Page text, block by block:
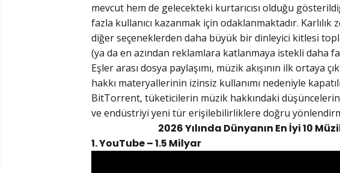
mevcut hem de gelecekteki kurtarıcısı olduğu
fazla kullanıcı kazanmak için odaklanmaktadır.
diğer seçeneklerden daha büyük bir dinleyici kitlesi
(ya da en azından reklamlara katlanmaya istekli daha
Eşler arası dosya paylaşımı, müzik akışının ilk ortaya
hakkı materyallerinin izinsiz kullanımı nedeniyle
BitTorrent, tüketicilerin müzik hakkındaki
ve endüstriyi yeni tür erişilebilirliklere doğru
2026 Yılında Dünyanın En İyi 10
1. YouTube – 1.5 Milyar